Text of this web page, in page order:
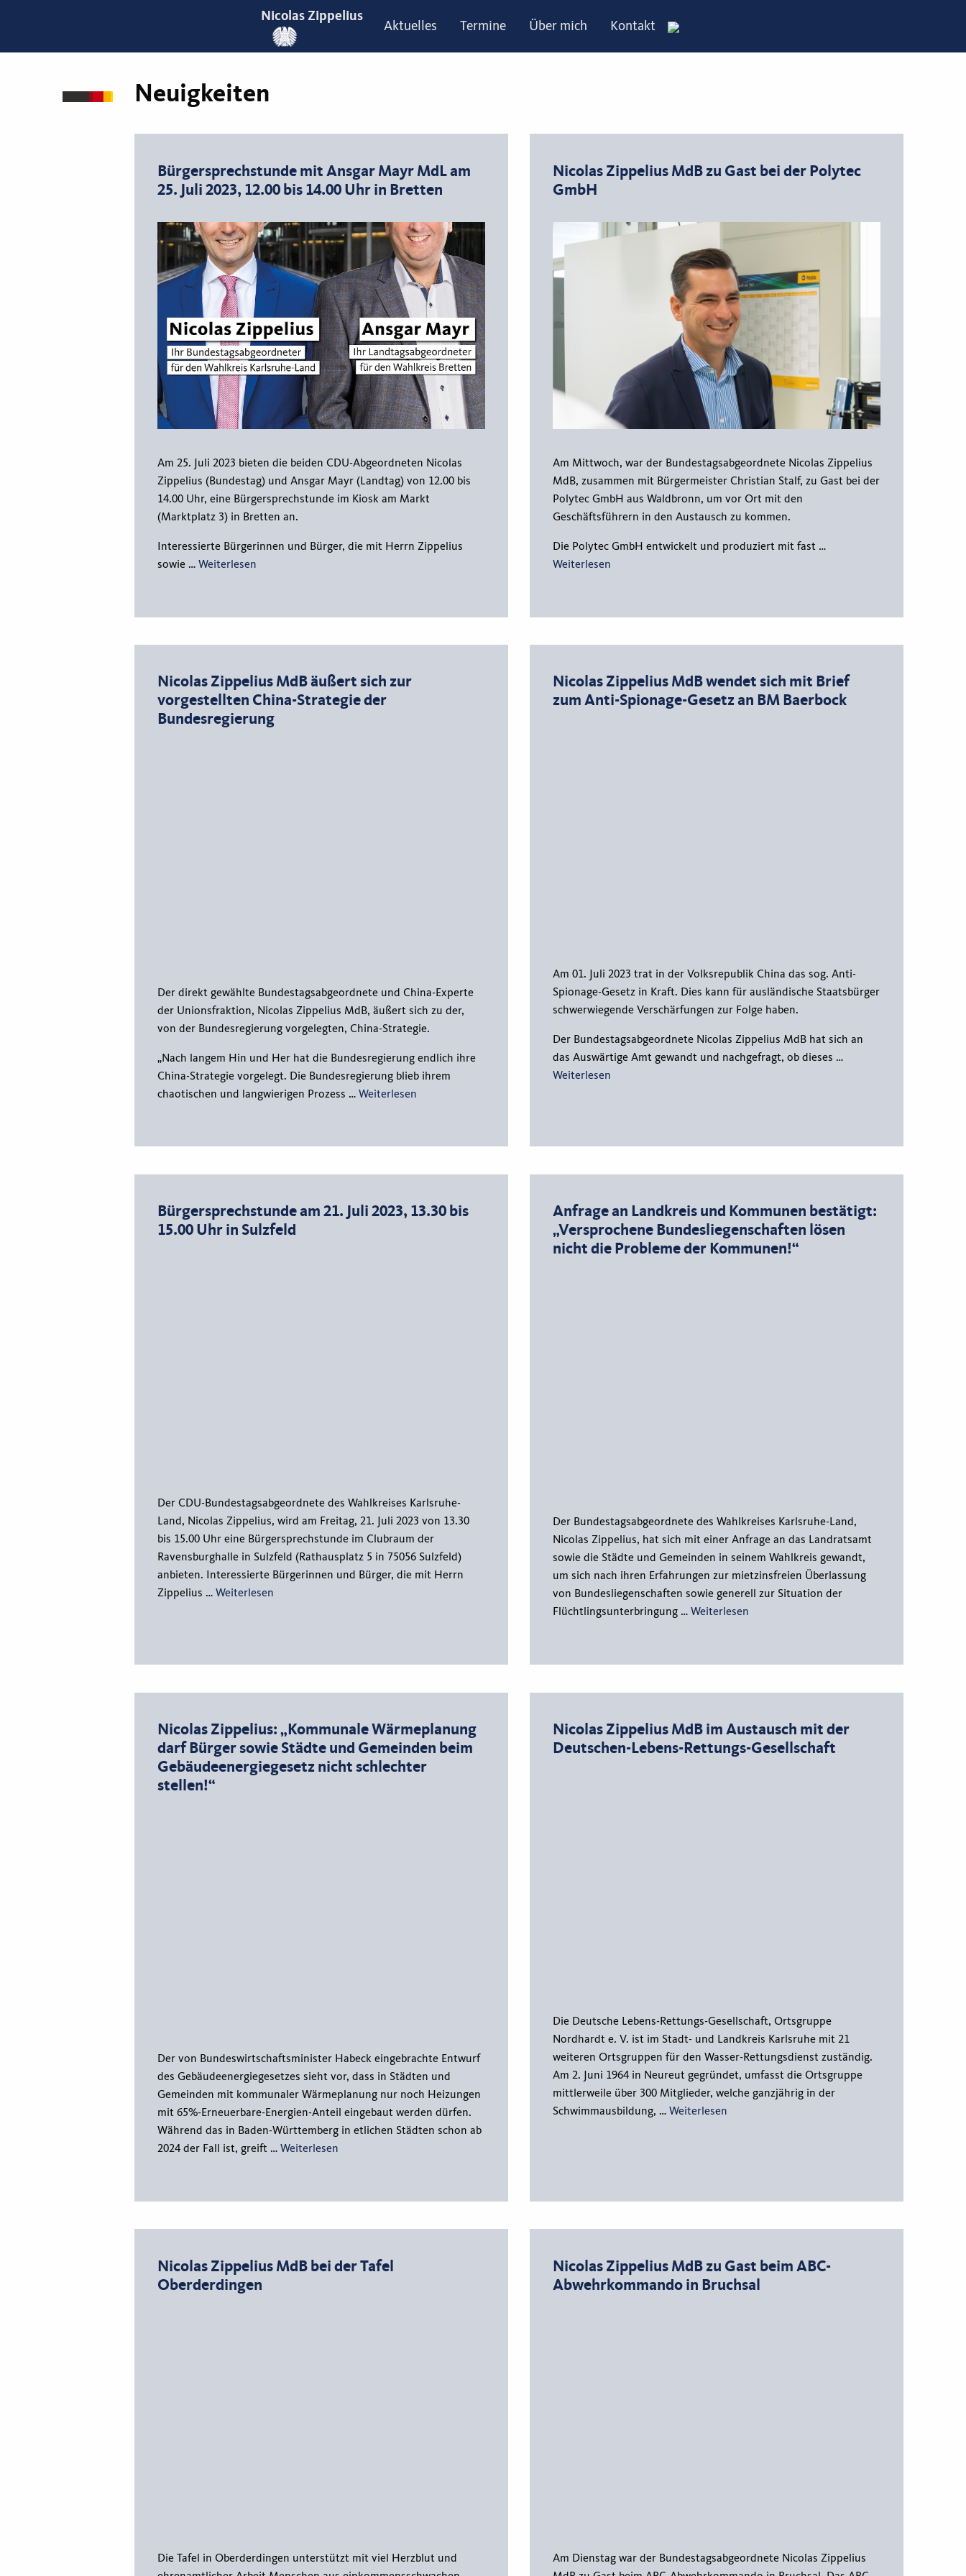
Nicolas Zippelius
Aktuelles Termine Über mich Kontakt
Neuigkeiten
Bürgersprechstunde mit Ansgar Mayr MdL am
25. Juli 2023, 12.00 bis 14.00 Uhr in Bretten
Am 25. Juli 2023 bieten die beiden CDU-Abgeordneten Nicolas
Zippelius (Bundestag) und Ansgar Mayr (Landtag) von 12.00 bis
14.00 Uhr, eine Bürgersprechstunde im Kiosk am Markt
(Marktplatz 3) in Bretten an.
Interessierte Bürgerinnen und Bürger, die mit Herrn Zippelius
sowie … Weiterlesen
Nicolas Zippelius MdB zu Gast bei der Polytec
GmbH
Am Mittwoch, war der Bundestagsabgeordnete Nicolas Zippelius
MdB, zusammen mit Bürgermeister Christian Stalf, zu Gast bei der
Polytec GmbH aus Waldbronn, um vor Ort mit den
Geschäftsführern in den Austausch zu kommen.
Die Polytec GmbH entwickelt und produziert mit fast …
Weiterlesen
Nicolas Zippelius MdB äußert sich zur
vorgestellten China-Strategie der
Bundesregierung
Der direkt gewählte Bundestagsabgeordnete und China-Experte
der Unionsfraktion, Nicolas Zippelius MdB, äußert sich zu der,
von der Bundesregierung vorgelegten, China-Strategie.
„Nach langem Hin und Her hat die Bundesregierung endlich ihre
China-Strategie vorgelegt. Die Bundesregierung blieb ihrem
chaotischen und langwierigen Prozess … Weiterlesen
Nicolas Zippelius MdB wendet sich mit Brief
zum Anti-Spionage-Gesetz an BM Baerbock
Am 01. Juli 2023 trat in der Volksrepublik China das sog. Anti-
Spionage-Gesetz in Kraft. Dies kann für ausländische Staatsbürger
schwerwiegende Verschärfungen zur Folge haben.
Der Bundestagsabgeordnete Nicolas Zippelius MdB hat sich an
das Auswärtige Amt gewandt und nachgefragt, ob dieses …
Weiterlesen
Bürgersprechstunde am 21. Juli 2023, 13.30 bis
15.00 Uhr in Sulzfeld
Der CDU-Bundestagsabgeordnete des Wahlkreises Karlsruhe-
Land, Nicolas Zippelius, wird am Freitag, 21. Juli 2023 von 13.30
bis 15.00 Uhr eine Bürgersprechstunde im Clubraum der
Ravensburghalle in Sulzfeld (Rathausplatz 5 in 75056 Sulzfeld)
anbieten. Interessierte Bürgerinnen und Bürger, die mit Herrn
Zippelius … Weiterlesen
Anfrage an Landkreis und Kommunen bestätigt:
„Versprochene Bundesliegenschaften lösen
nicht die Probleme der Kommunen!“
Der Bundestagsabgeordnete des Wahlkreises Karlsruhe-Land,
Nicolas Zippelius, hat sich mit einer Anfrage an das Landratsamt
sowie die Städte und Gemeinden in seinem Wahlkreis gewandt,
um sich nach ihren Erfahrungen zur mietzinsfreien Überlassung
von Bundesliegenschaften sowie generell zur Situation der
Flüchtlingsunterbringung … Weiterlesen
Nicolas Zippelius: „Kommunale Wärmeplanung
darf Bürger sowie Städte und Gemeinden beim
Gebäudeenergiegesetz nicht schlechter
stellen!“
Der von Bundeswirtschaftsminister Habeck eingebrachte Entwurf
des Gebäudeenergiegesetzes sieht vor, dass in Städten und
Gemeinden mit kommunaler Wärmeplanung nur noch Heizungen
mit 65%-Erneuerbare-Energien-Anteil eingebaut werden dürfen.
Während das in Baden-Württemberg in etlichen Städten schon ab
2024 der Fall ist, greift … Weiterlesen
Nicolas Zippelius MdB im Austausch mit der
Deutschen-Lebens-Rettungs-Gesellschaft
Die Deutsche Lebens-Rettungs-Gesellschaft, Ortsgruppe
Nordhardt e. V. ist im Stadt- und Landkreis Karlsruhe mit 21
weiteren Ortsgruppen für den Wasser-Rettungsdienst zuständig.
Am 2. Juni 1964 in Neureut gegründet, umfasst die Ortsgruppe
mittlerweile über 300 Mitglieder, welche ganzjährig in der
Schwimmausbildung, … Weiterlesen
Nicolas Zippelius MdB bei der Tafel
Oberderdingen
Die Tafel in Oberderdingen unterstützt mit viel Herzblut und
Nicolas Zippelius MdB zu Gast beim ABC-
Abwehrkommando in Bruchsal
Am Dienstag war der Bundestagsabgeordnete Nicolas Zippelius